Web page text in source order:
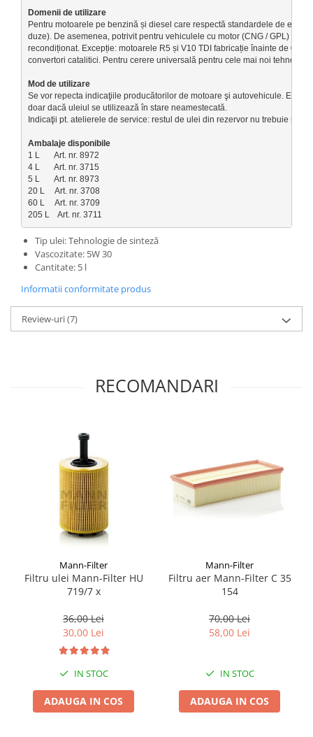
Domenii de utilizare
Pentru motoarele pe benzină și diesel care respectă standardele de
duze). De asemenea, potrivit pentru vehiculele cu motor (CNG / GPL) și
recondiționat. Excepție: motoarele R5 și V10 TDI fabricație înainte de 06/
convertori catalitici. Pentru cerere universală pentru cele mai noi
Mod de utilizare
Se vor repecta indicaţiile producătorilor de motoare şi autovehicule.
doar dacă uleiul se utilizează în stare neamestecată.
Indicaţii pt. atelierele de service: restul de ulei din rezervor nu trebuie să
Ambalaje disponibile
1 L       Art. nr. 8972
4 L       Art. nr. 3715
5 L       Art. nr. 8973
20 L     Art. nr. 3708
60 L     Art. nr. 3709
205 L    Art. nr. 3711
Tip ulei: Tehnologie de sinteză
Vascozitate: 5W 30
Cantitate: 5 l
Informatii conformitate produs
Review-uri(7)
RECOMANDARI
Mann-Filter
Filtru ulei Mann-Filter HU
719/7 x
36,00 Lei
30,00 Lei
IN STOC
ADAUGA IN COS
Mann-Filter
Filtru aer Mann-Filter C 35
154
70,00 Lei
58,00 Lei
IN STOC
ADAUGA IN COS